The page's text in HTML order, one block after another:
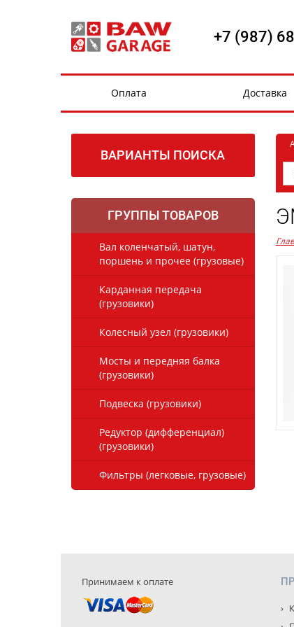
+7 (987)
Оплата Доставка
ВАРИАНТЫ ПОИСКА
ГРУППЫ ТОВАРОВ
Вал коленчатый, шатун,
поршень и прочее (грузовые)
Карданная передача
(грузовики)
Колесный узел (грузовики)
Мосты и передняя балка
(грузовики)
Подвеска (грузовики)
Редуктор (дифференциал)
(грузовики)
Фильтры (легковые, грузовые)
Принимаем к оплате